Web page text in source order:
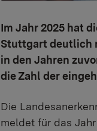
Im Jahr 2025 hat
Stuttgart deutlich
in den Jahren
die Zahl der
Die
meldet für das